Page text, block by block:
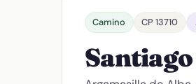
Camino CP 13710